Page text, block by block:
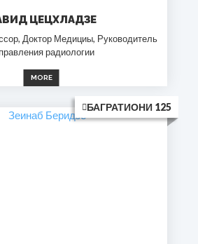
ЦЕЦХЛАДЗЕ
Доктор Медициы, Руководитель
радиологии
MORE
БАГРАТИОНИ 125